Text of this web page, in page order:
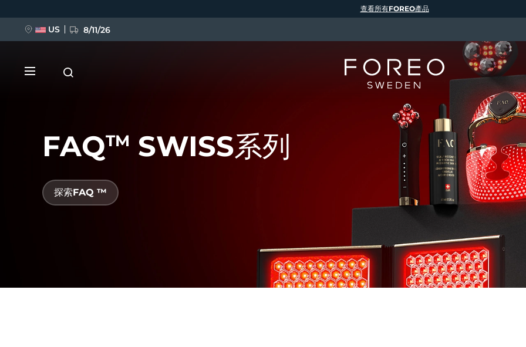
FAQTM SWISS系列
探索FAQ ™
查看所有FOREO產品
US 8/11/26
BREAKING NEWS